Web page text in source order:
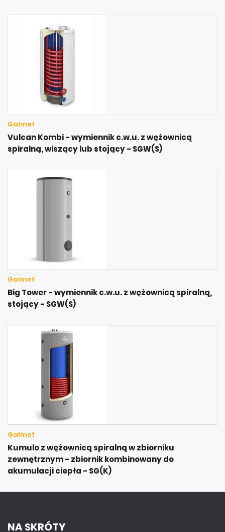
Galmet
Vulcan Kombi - wymiennik c.w.u. z wężownicą
spiralną, wiszący lub stojący - SGW(S)
Galmet
Big Tower - wymiennik c.w.u. z wężownicą spiralną,
stojący - SGW(S)
Galmet
Kumulo z wężownicą spiralną w zbiorniku
zewnętrznym - zbiornik kombinowany do
akumulacji ciepła - SG(K)
NA SKRÓTY